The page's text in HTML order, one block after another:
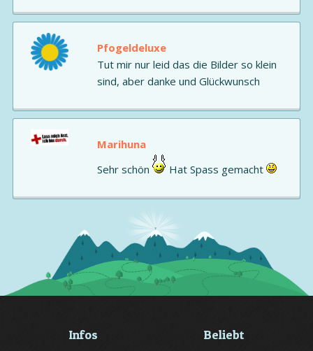
Pfogeldeluxe
Tut mir nur leid das die Bilder so klein
sind, aber danke und Glückwunsch
Marihuna
Sehr schön
Hat Spass gemacht
Infos Beliebt